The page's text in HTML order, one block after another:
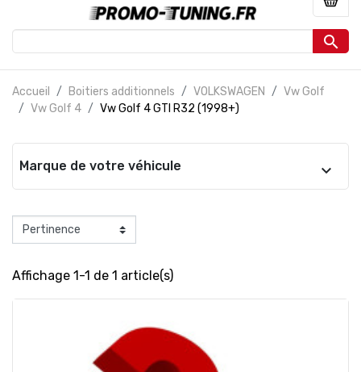

Accueil Boitiers additionnels VOLKSWAGEN
Vw Golf
Vw Golf 4
Vw Golf 4 GTI R32 (1998+)
Marque de votre véhicule
Affichage 1-1 de 1 article(s)